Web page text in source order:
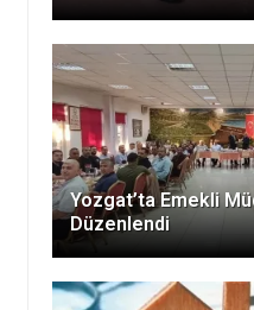
Yozgat’ta Emekli
Düzenlendi